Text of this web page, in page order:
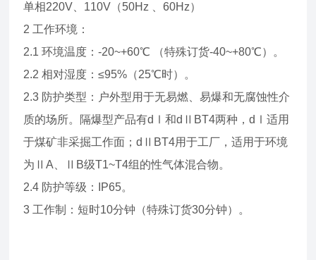
单相220V、110V（50Hz 、60Hz）
2 工作环境：
2.1 环境温度：-20~+60℃ （特殊订货-40~+80℃）。
2.2 相对湿度：≤95%（25℃时）。
2.3 防护类型：户外型用于无易燃、易爆和无腐蚀性介
质的场所。隔爆型产品有dⅠ和dⅡBT4两种，dⅠ适用
于煤矿非采掘工作面；dⅡBT4用于工厂，适用于环境
为ⅡA、ⅡB级T1~T4组的性气体混合物。
2.4 防护等级：IP65。
3 工作制：短时10分钟（特殊订货30分钟）。